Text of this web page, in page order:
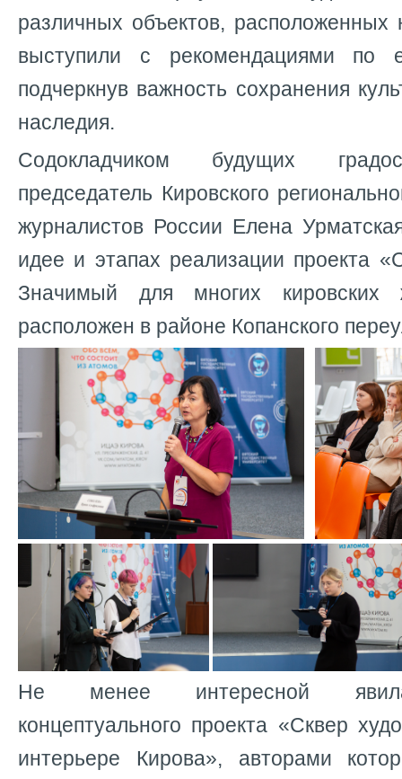
различных объектов, расположенных
выступили с рекомендациями по
подчеркнув важность сохранения
наследия.
Содокладчиком будущих
председатель Кировского
журналистов России Елена
идее и этапах реализации проекта
Значимый для многих кировских
расположен в районе Копанского
Не менее интересной
концептуального проекта «Сквер
интерьере Кирова», авторами